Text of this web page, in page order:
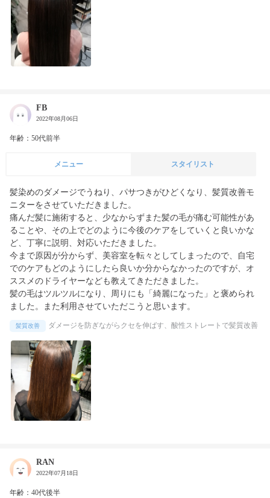
FB
2022年08月06日
年齢：50代前半
メニュー スタイリスト
髪染めのダメージでうねり、パサつきがひどくなり、髪質改善モ
ニターをさせていただきました。
痛んだ髪に施術すると、少なからずまた髪の毛が痛む可能性があ
ることや、その上でどのように今後のケアをしていくと良いかな
ど、丁寧に説明、対応いただきました。
今まで原因が分からず、美容室を転々としてしまったので、自宅
でのケアもどのようにしたら良いか分からなかったのですが、オ
ススメのドライヤーなども教えてきただきました。
髪の毛はツルツルになり、周りにも「綺麗になった」と褒められ
ました。また利用させていただこうと思います。
髪質改善 ダメージを防ぎながらクセを伸ばす、酸性ストレートで髪質改善
RAN
2022年07月18日
年齢：40代後半